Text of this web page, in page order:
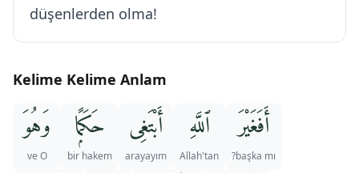
düşenlerden olma!
Kelime Kelime Anlam
أَفَغَيْرَ
başka mı?
ٱللَّهِ
Allah'tan
أَبْتَغِى
arayayım
حَكَمًۭا
bir hakem
وَهُوَ
ve O